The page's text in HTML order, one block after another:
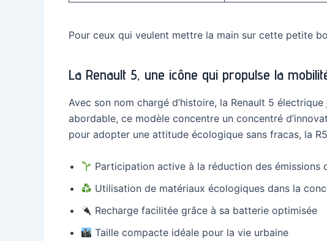
Pour ceux qui veulent mettre la main sur cette petite
La Renault 5, une icône qui propulse la
Avec son nom chargé d’histoire, la Renault 5
abordable, ce modèle concentre un concentré
pour adopter une attitude écologique sans fracas, la
Participation active à la réduction des émissions
Utilisation de matériaux écologiques dans la
Recharge facilitée grâce à sa batterie optimisée
Taille compacte idéale pour la vie urbaine